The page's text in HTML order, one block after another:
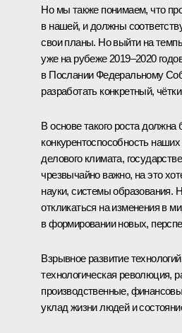
Но мы также понимаем, что
в нашей, и должны
свои планы. Но выйти на
уже на рубеже 2019–2020
в Послании Федеральному
разработать конкретный,
В основе такого роста должна
конкурентоспособность
делового климата,
чрезвычайно важно, на это
науки, системы образования.
откликаться на изменения в
в формировании новых,
Взрывное развитие
технологическая революция,
производственные,
уклад жизни людей и